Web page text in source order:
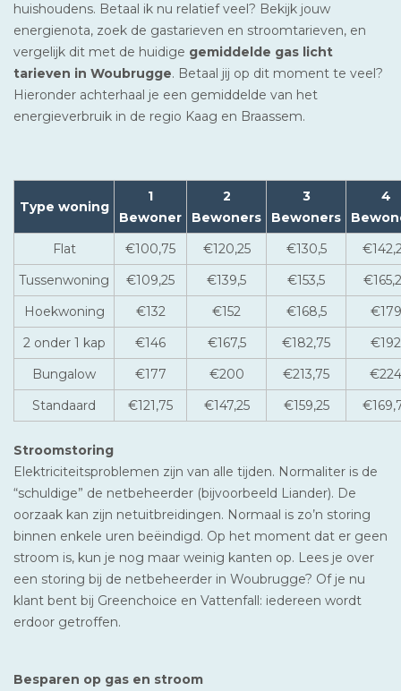
huishoudens. Betaal ik nu relatief veel? Bekijk jouw
energienota, zoek de gastarieven en stroomtarieven, en
vergelijk dit met de huidige gemiddelde gas licht
tarieven in Woubrugge. Betaal jij op dit moment te veel?
Hieronder achterhaal je een gemiddelde van het
energieverbruik in de regio Kaag en Braassem.
Type woning
1
Bewoner
2
Bewoners
3
Bewoners
4
Flat
€100,75 €120,25 €130,5
Tussenwoning
€109,25 €139,5 €153,5
Hoekwoning
€132 €152 €168,5
€179
2 onder 1 kap
€146 €167,5 €182,75
€192
Bungalow
€177 €200 €213,75
€224
Standaard
€121,75 €147,25 €159,25
Stroomstoring
Elektriciteitsproblemen zijn van alle tijden. Normaliter is de
“schuldige” de netbeheerder (bijvoorbeeld Liander). De
oorzaak kan zijn netuitbreidingen. Normaal is zo’n storing
binnen enkele uren beëindigd. Op het moment dat er geen
stroom is, kun je nog maar weinig kanten op. Lees je over
een storing bij de netbeheerder in Woubrugge? Of je nu
klant bent bij Greenchoice en Vattenfall: iedereen wordt
erdoor getroffen.
Besparen op gas en stroom